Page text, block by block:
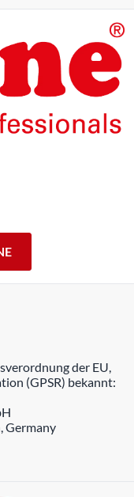
der EU,
(GPSR) bekannt:
Germany